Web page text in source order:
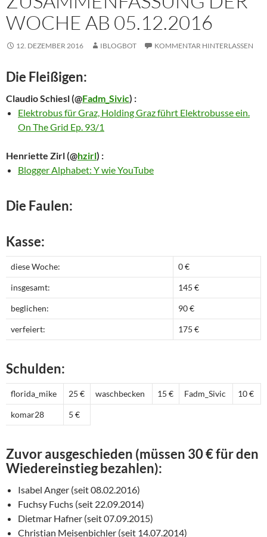
WOCHE AB 05.12.2016
12. DEZEMBER 2016 IBLOGBOT KOMMENTAR HINTERLASSEN
Die Fleißigen:
Claudio Schiesl(@Fadm_Sivic) :
Elektrobus für Graz, Holding Graz führt Elektrobusse ein.
On The Grid Ep. 93/1
Henriette Zirl(@hzirl) :
Blogger Alphabet: Y wie YouTube
Die Faulen:
Kasse:
diese Woche: 0 €
insgesamt: 145 €
beglichen: 90 €
verfeiert: 175 €
Schulden:
florida_mike 25 € waschbecken 15 € Fadm_Sivic 10 €
komar28 5 €
Zuvor ausgeschieden (müssen 30 € für den
Wiedereinstieg bezahlen):
Isabel Anger (seit 08.02.2016)
Fuchsy Fuchs (seit 22.09.2014)
Dietmar Hafner (seit 07.09.2015)
Christian Meisenbichler (seit 14.07.2014)